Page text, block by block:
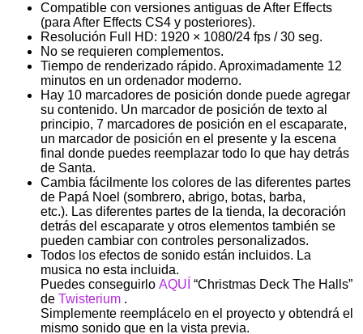
Compatible con versiones antiguas de After Effects
(para After Effects CS4 y posteriores).
Resolución Full HD: 1920 × 1080/24 fps / 30 seg.
No se requieren complementos.
Tiempo de renderizado rápido. Aproximadamente 12
minutos en un ordenador moderno.
Hay 10 marcadores de posición donde puede agregar
su contenido. Un marcador de posición de texto al
principio, 7 marcadores de posición en el escaparate,
un marcador de posición en el presente y la escena
final donde puedes reemplazar todo lo que hay detrás
de Santa.
Cambia fácilmente los colores de las diferentes partes
de Papá Noel (sombrero, abrigo, botas, barba,
etc.). Las diferentes partes de la tienda, la decoración
detrás del escaparate y otros elementos también se
pueden cambiar con controles personalizados.
Todos los efectos de sonido están incluidos. La
musica no esta incluida.
Puedes conseguirlo AQUÍ “Christmas Deck The Halls”
de Twisterium .
Simplemente reemplácelo en el proyecto y obtendrá el
mismo sonido que en la vista previa.